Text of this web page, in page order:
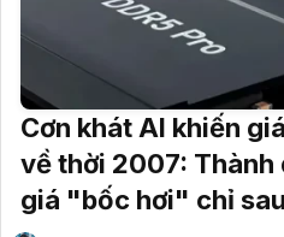
Cơn khát AI khiến
về thời 2007: Thành
giá "bốc hơi" chỉ